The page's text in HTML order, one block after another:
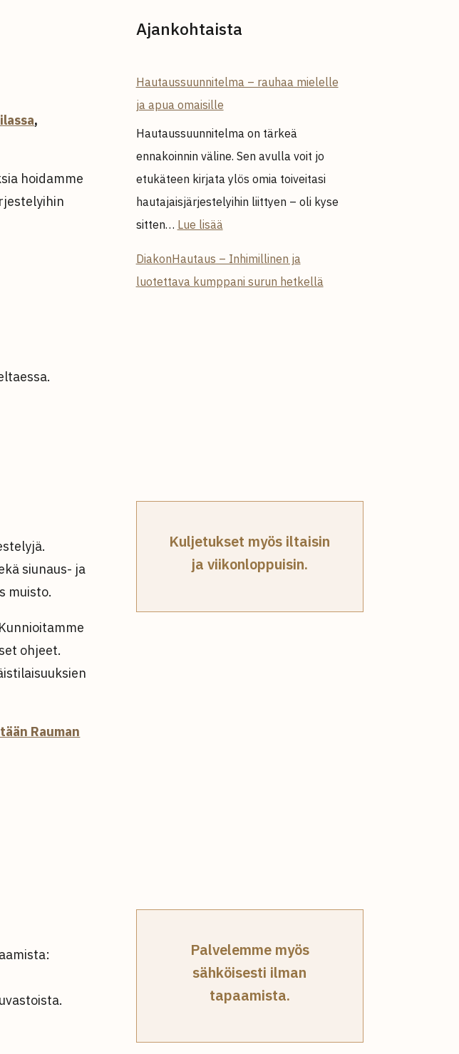
,
hoidamme
Ajankohtaista
Hautaussuunnitelma – rauhaa mielelle
ja apua omaisille
Hautaussuunnitelma on tärkeä
ennakoinnin väline. Sen avulla voit jo
etukäteen kirjata ylös omia toiveitasi
hautajaisjärjestelyihin liittyen – oli kyse
sitten… Lue lisää:
rauhaa
DiakonHautaus – Inhimillinen ja
luotettava kumppani surun hetkellä
siunaus- ja
muisto.
ohjeet.
Rauman
Kuljetukset myös iltaisin
ja viikonloppuisin.
Palvelemme myös
sähköisesti ilman
tapaamista.